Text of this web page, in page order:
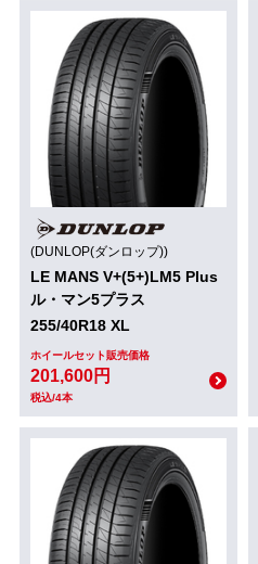
(DUNLOP(ダンロップ))
LE MANS V+(5+)LM5 Plus
ル・マン5プラス
255/40R18 XL
ホイールセット販売価格
201,600円
税込/4本